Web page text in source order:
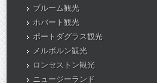
ブルーム観光
ホバート観光
ポートダグラス観光
メルボルン観光
ロンセストン観光
ニュージーランド